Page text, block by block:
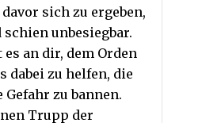
sich zu ergeben,
schien unbesiegbar.
es an dir, dem Orden
dabei zu helfen, die
Gefahr zu bannen.
Trupp der